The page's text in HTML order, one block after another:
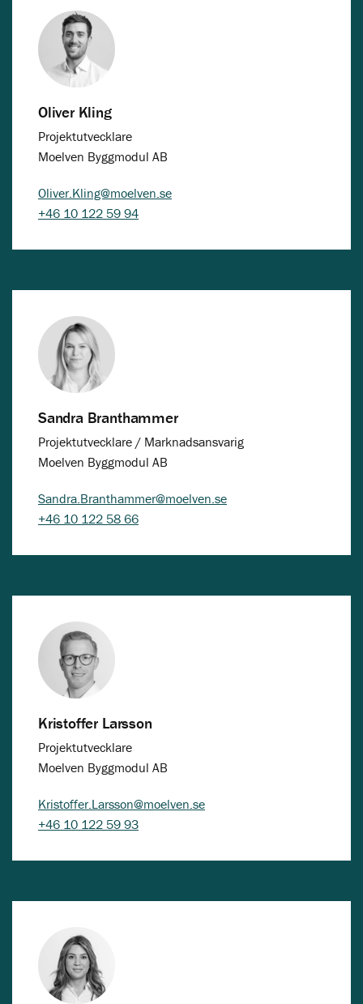
Oliver Kling
Projektutvecklare
Moelven Byggmodul AB
Oliver.Kling@moelven.se
+46 10 122 59 94
Sandra Branthammer
Projektutvecklare / Marknadsansvarig
Moelven Byggmodul AB
Sandra.Branthammer@moelven.se
+46 10 122 58 66
Kristoffer Larsson
Projektutvecklare
Moelven Byggmodul AB
Kristoffer.Larsson@moelven.se
+46 10 122 59 93